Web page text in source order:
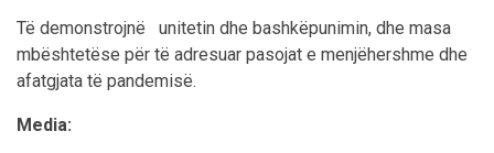
Të demonstrojnë unitetin dhe bashkëpunimin, dhe masa
mbështetëse për të adresuar pasojat e menjëhershme dhe
afatgjata të pandemisë.
Media: